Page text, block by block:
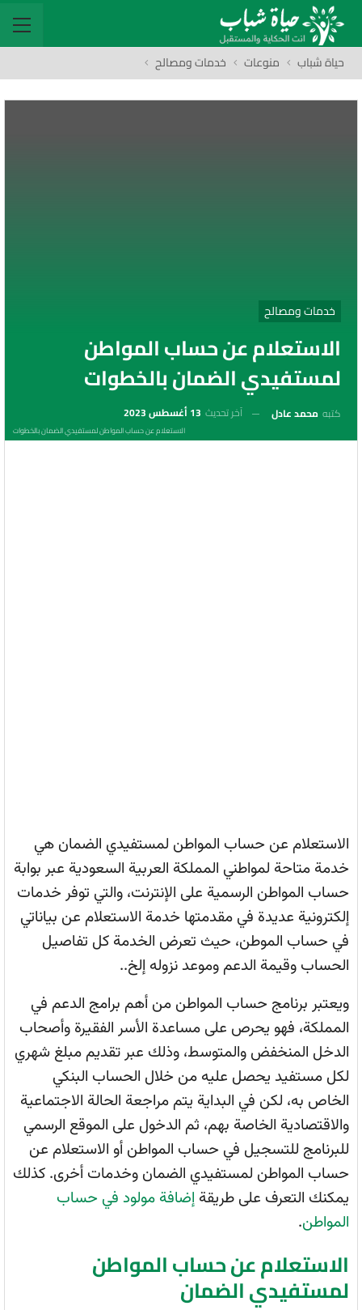
حياة شباب منوعات خدمات ومصالح
خدمات ومصالح
الاستعلام عن حساب المواطن
لمستفيدي الضمان بالخطوات
كتبه محمد عادل آخر تحديث 13 أغسطس 2023
الاستعلام عن حساب المواطن لمستفيدي الضمان بالخطوات
الاستعلام عن حساب المواطن لمستفيدي الضمان هي
خدمة متاحة لمواطني المملكة العربية السعودية عبر بوابة
حساب المواطن الرسمية على الإنترنت، والتي توفر خدمات
إلكترونية عديدة في مقدمتها خدمة الاستعلام عن بياناتي
في حساب الموطن، حيث تعرض الخدمة كل تفاصيل
الحساب وقيمة الدعم وموعد نزوله إلخ..
ويعتبر برنامج حساب المواطن من أهم برامج الدعم في
المملكة، فهو يحرص على مساعدة الأسر الفقيرة وأصحاب
الدخل المنخفض والمتوسط، وذلك عبر تقديم مبلغ شهري
لكل مستفيد يحصل عليه من خلال الحساب البنكي
الخاص به، لكن في البداية يتم مراجعة الحالة الاجتماعية
والاقتصادية الخاصة بهم، ثم الدخول على الموقع الرسمي
للبرنامج للتسجيل في حساب المواطن أو الاستعلام عن
حساب المواطن لمستفيدي الضمان وخدمات أخرى. كذلك
يمكنك التعرف على طريقة إضافة مولود في حساب
المواطن.
الاستعلام عن حساب المواطن
لمستفيدي الضمان